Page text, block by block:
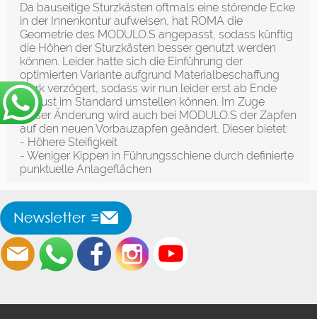
Da bauseitige Sturzkästen oftmals eine störende Ecke
in der Innenkontur aufweisen, hat ROMA die
Geometrie des MODULO.S angepasst, sodass künftig
die Höhen der Sturzkästen besser genutzt werden
können. Leider hatte sich die Einführung der
optimierten Variante aufgrund Materialbeschaffung
stark verzögert, sodass wir nun leider erst ab Ende
August im Standard umstellen können. Im Zuge
dieser Änderung wird auch bei MODULO.S der Zapfen
auf den neuen Vorbauzapfen geändert. Dieser bietet:
- Höhere Steifigkeit
- Weniger Kippen in Führungsschiene durch definierte
punktuelle Anlageflächen